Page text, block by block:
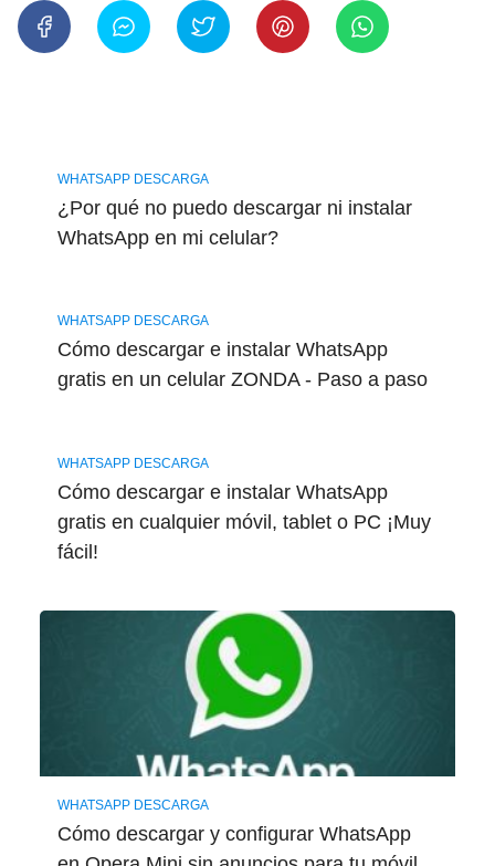
WHATSAPP DESCARGA
¿Por qué no puedo descargar ni instalar
WhatsApp en mi celular?
WHATSAPP DESCARGA
Cómo descargar e instalar WhatsApp
gratis en un celular ZONDA - Paso a paso
WHATSAPP DESCARGA
Cómo descargar e instalar WhatsApp
gratis en cualquier móvil, tablet o PC ¡Muy
fácil!
WHATSAPP DESCARGA
Cómo descargar y configurar WhatsApp